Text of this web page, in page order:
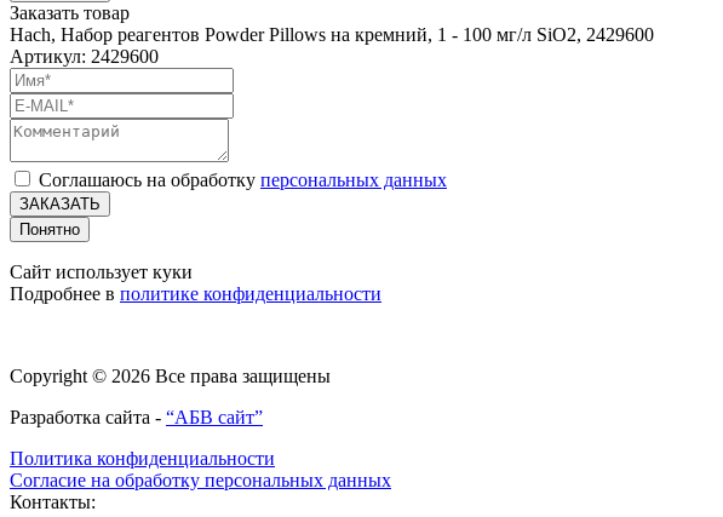
Заказать товар
Hach, Набор реагентов Powder Pillows на кремний, 1 - 100 мг/л SiO2, 2429600
Артикул: 2429600
Соглашаюсь на обработку персональных данных
ЗАКАЗАТЬ
Понятно
Сайт использует куки
Подробнее в политике конфиденциальности
Copyright © 2026 Все права защищены
Разработка сайта - “АБВ сайт”
Политика конфиденциальности
Согласие на обработку персональных данных
Контакты: